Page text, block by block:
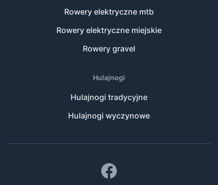
Rowery elektryczne mtb
Rowery elektryczne miejskie
Rowery gravel
Hulajnogi
Hulajnogi tradycyjne
Hulajnogi wyczynowe